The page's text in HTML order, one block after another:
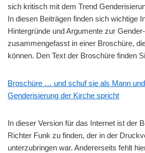
sich kritisch mit dem Trend
In diesen Beiträgen finden sich wichtige
Hintergründe und Argumente zur
zusammengefasst in einer Broschüre,
können. Den Text der Broschüre finden
Broschüre … und schuf sie als Mann
Genderisierung der Kirche spricht
In dieser Version für das Internet ist der
Richter Funk zu finden, der in der
unterzubringen war. Andererseits fehlt